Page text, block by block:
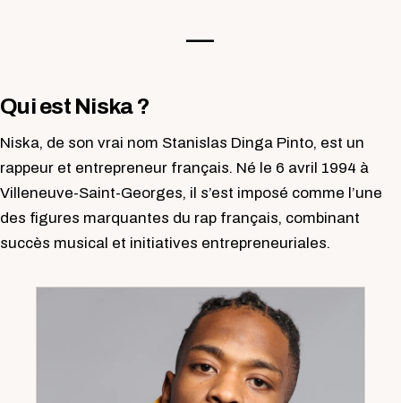
—-
Qui est Niska ?
Niska, de son vrai nom Stanislas Dinga Pinto, est un
rappeur et entrepreneur français. Né le 6 avril 1994 à
Villeneuve-Saint-Georges, il s’est imposé comme l’une
des figures marquantes du rap français, combinant
succès musical et initiatives entrepreneuriales.